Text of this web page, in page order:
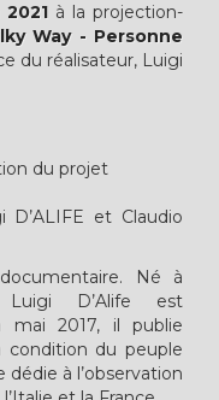
à la projection-
Way - Personne
du réalisateur, Luigi
du projet
et Claudio
Né à
D’Alife est
mai 2017, il publie
condition du peuple
dédie à l’observation